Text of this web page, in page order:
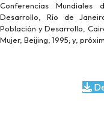
Conferencias
Desarrollo, Río de
Población y Desarrollo,
Mujer, Beijing, 1995; y,